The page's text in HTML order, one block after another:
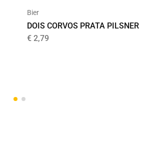
Bier
DOIS CORVOS PRATA PILSNER
€ 2,79